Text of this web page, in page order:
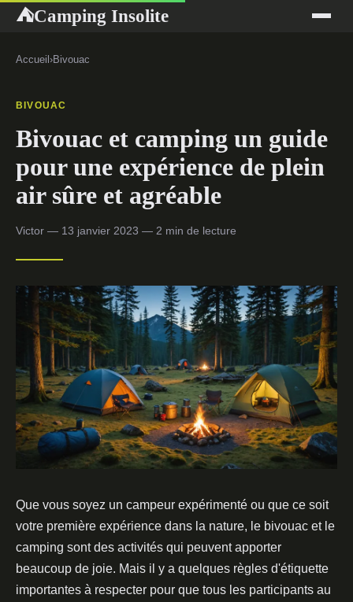
⛺Camping Insolite
Accueil ›Bivouac
BIVOUAC
Bivouac et camping un guide
pour une expérience de plein
air sûre et agréable
Victor — 13 janvier 2023 — 2 min de lecture
Que vous soyez un campeur expérimenté ou que ce soit
votre première expérience dans la nature, le bivouac et le
camping sont des activités qui peuvent apporter
beaucoup de joie. Mais il y a quelques règles d'étiquette
importantes à respecter pour que tous les participants au